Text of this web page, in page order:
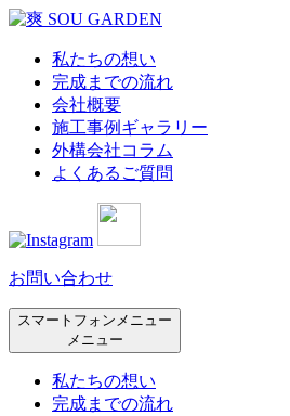
私たちの想い
完成までの流れ
会社概要
施工事例ギャラリー
外構会社コラム
よくあるご質問
お問い合わせ
スマートフォンメニュー
メニュー
私たちの想い
完成までの流れ